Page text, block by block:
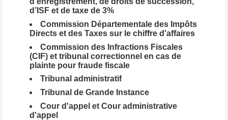
d’ISF et de taxe de 3%
Commission Départementale des Impôts
Directs et des Taxes sur le chiffre d'affaires
Commission des Infractions Fiscales
(CIF) et tribunal correctionnel en cas de
plainte pour fraude fiscale
Tribunal administratif
Tribunal de Grande Instance
Cour d'appel et Cour administrative
d'appel